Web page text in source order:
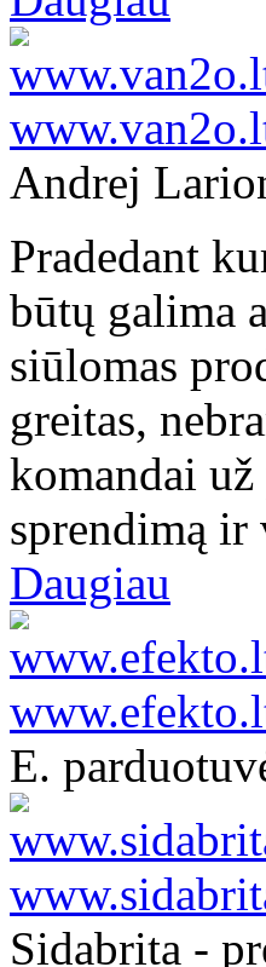
Andrej
Pradedant
būtų galima
siūlomas
greitas,
komandai
sprendimą ir
Daugiau
E.
Sidabrita -